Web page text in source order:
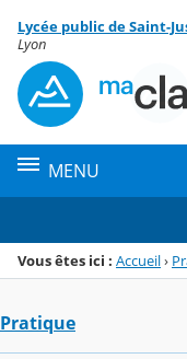
Menu de la rubrique
Contenu
Lycée public de Saint-
Lyon
MENU
Vous êtes ici : Accueil›
Pratique